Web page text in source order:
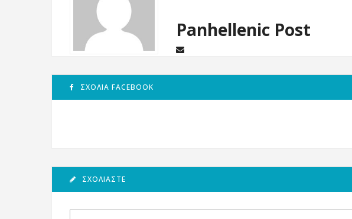
Panhellenic Post
ΣΧΌΛΙΑ FACEBOOK
ΣΧΟΛΙΆΣΤΕ